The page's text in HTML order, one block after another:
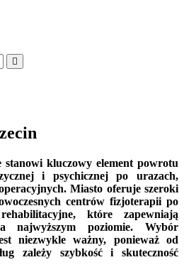
stanowi kluczowy element powrotu
i psychicznej po urazach,
Miasto oferuje szeroki
centrów fizjoterapii po
które zapewniają
najwyższym poziomie. Wybór
niezwykle ważny, ponieważ od
zależy szybkość i skuteczność